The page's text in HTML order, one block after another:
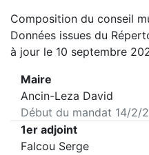
Composition du conseil
Données issues du
à jour le 10 septembre
Maire
Ancin-Leza David
Début du mandat 14/2/
1er adjoint
Falcou Serge